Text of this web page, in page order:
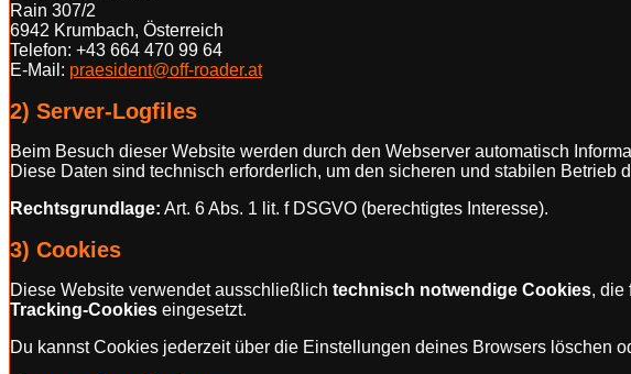
Rain 307/2
6942 Krumbach, Österreich
Telefon: +43 664 470 99 64
E-Mail: praesident@off-roader.at
2) Server-Logfiles
Beim Besuch dieser Website werden durch den Webserver automatisch
Diese Daten sind technisch erforderlich, um den sicheren und stabilen Betrieb
Rechtsgrundlage: Art. 6 Abs. 1 lit. f DSGVO (berechtigtes Interesse).
3) Cookies
Diese Website verwendet ausschließlich technisch notwendige Cookies, die
Tracking-Cookies eingesetzt.
Du kannst Cookies jederzeit über die Einstellungen deines Browsers löschen